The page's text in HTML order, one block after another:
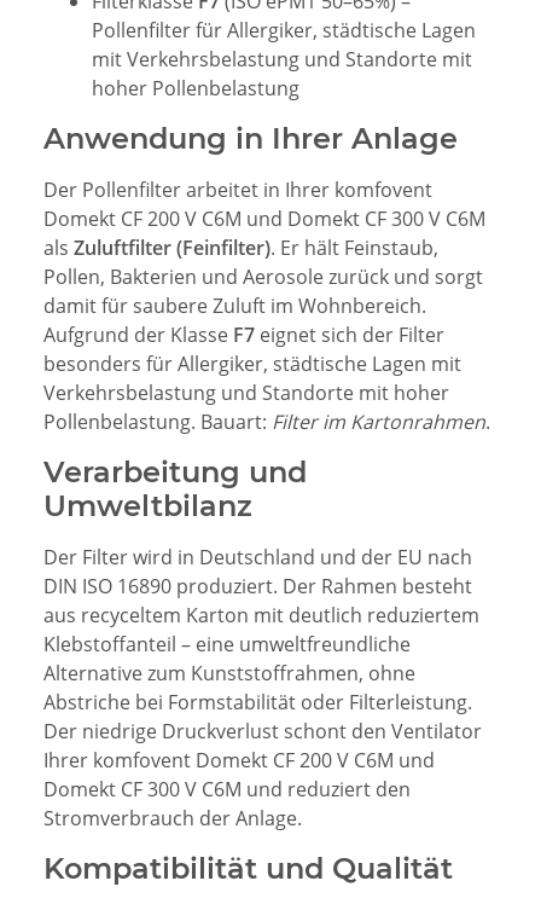
Pollenfilter für Allergiker, städtische Lagen
mit Verkehrsbelastung und Standorte mit
hoher Pollenbelastung
Anwendung in Ihrer Anlage
Der Pollenfilter arbeitet in Ihrer komfovent
Domekt CF 200 V C6M und Domekt CF 300 V C6M
als Zuluftfilter (Feinfilter). Er hält Feinstaub,
Pollen, Bakterien und Aerosole zurück und sorgt
damit für saubere Zuluft im Wohnbereich.
Aufgrund der Klasse F7 eignet sich der Filter
besonders für Allergiker, städtische Lagen mit
Verkehrsbelastung und Standorte mit hoher
Pollenbelastung. Bauart: Filter im Kartonrahmen.
Verarbeitung und
Umweltbilanz
Der Filter wird in Deutschland und der EU nach
DIN ISO 16890 produziert. Der Rahmen besteht
aus recyceltem Karton mit deutlich reduziertem
Klebstoffanteil – eine umweltfreundliche
Alternative zum Kunststoffrahmen, ohne
Abstriche bei Formstabilität oder Filterleistung.
Der niedrige Druckverlust schont den Ventilator
Ihrer komfovent Domekt CF 200 V C6M und
Domekt CF 300 V C6M und reduziert den
Stromverbrauch der Anlage.
Kompatibilität und Qualität